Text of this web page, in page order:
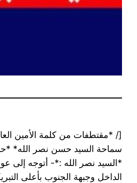
[/ *مقتطفات من كلمة الأمين
سماحة السيد حسن نصر الله*
*السيد نصر الله :*- أتوجه إلى
الداخل وجبهة الجنوب بأعلى